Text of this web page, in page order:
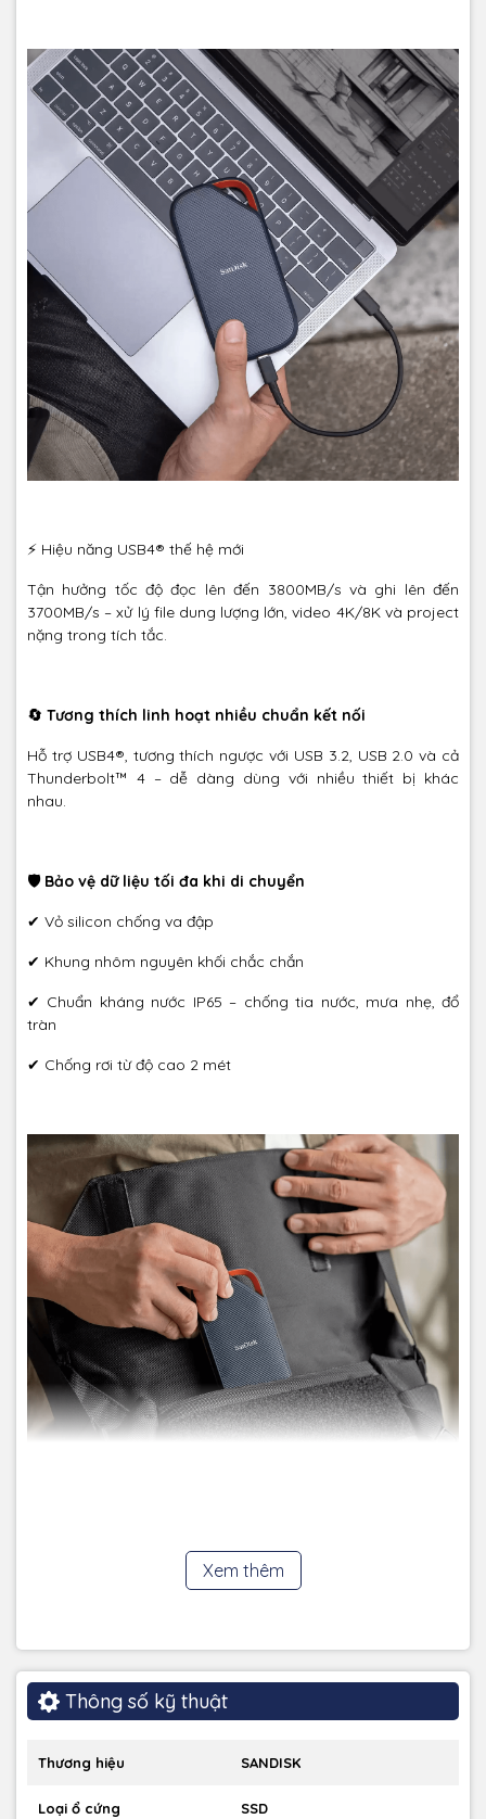
⚡ Hiệu năng USB4® thế hệ mới
Tận hưởng tốc độ đọc lên đến 3800MB/s và ghi lên đến
3700MB/s – xử lý file dung lượng lớn, video 4K/8K và project
nặng trong tích tắc.
🔄 Tương thích linh hoạt nhiều chuẩn kết nối
Hỗ trợ USB4®, tương thích ngược với USB 3.2, USB 2.0 và cả
Thunderbolt™ 4 – dễ dàng dùng với nhiều thiết bị khác
nhau.
🛡 Bảo vệ dữ liệu tối đa khi di chuyển
✔ Vỏ silicon chống va đập
✔ Khung nhôm nguyên khối chắc chắn
✔ Chuẩn kháng nước IP65 – chống tia nước, mưa nhẹ, đổ
tràn
✔ Chống rơi từ độ cao 2 mét
Thiết kế bền bỉ, phù hợp cho creator, kỹ sư, editor và người
dùng chuyên nghiệp thường xuyên di chuyển.
🛡 Bảo hành 5 năm chính hãng
Xem thêm
Thông số kỹ thuật
Thương hiệu SANDISK
Loại ổ cứng SSD